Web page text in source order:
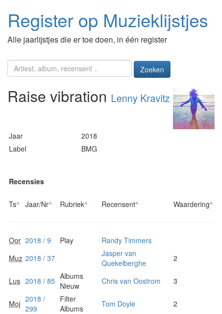
Register op Muzieklijstjes
Alle jaarlijstjes die er toe doen, in één register
Zoeken
Raise vibration Lenny Kravitz
Jaar
2018
Label
BMG
Recensies
Ts^ Jaar/Nr^ Rubriek^ Recensent^ Waardering^
Oor 2018 / 9 Play
Randy Timmers
Muz 2018 / 37
Jasper van
Quekelberghe
2
Lus 2018 / 85 Albums
Nieuw
Chris van Oostrom 3
Moj 2018 /
299
Filter
Albums
Tom Doyle 2